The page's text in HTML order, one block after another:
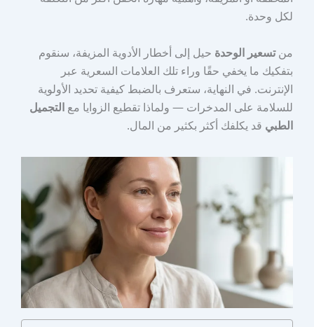
لكل وحدة.
منتسعير الوحدة حيل إلى أخطار الأدوية المزيفة، سنقوم
بتفكيك ما يخفي حقًا وراء تلك العلامات السعرية عبر
الإنترنت. في النهاية، ستعرف بالضبط كيفية تحديد الأولوية
للسلامة على المدخرات — ولماذا تقطيع الزوايا معالتجميل
الطبي قد يكلفك أكثر بكثير من المال.